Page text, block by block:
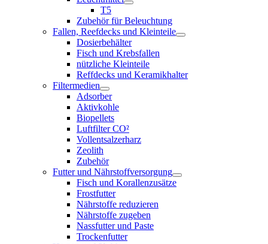
T5
Zubehör für Beleuchtung
Fallen, Reefdecks und Kleinteile
Dosierbehälter
Fisch und Krebsfallen
nützliche Kleinteile
Reffdecks und Keramikhalter
Filtermedien
Adsorber
Aktivkohle
Biopellets
Luftfilter CO²
Vollentsalzerharz
Zeolith
Zubehör
Futter und Nährstoffversorgung
Fisch und Korallenzusätze
Frostfutter
Nährstoffe reduzieren
Nährstoffe zugeben
Nassfutter und Paste
Trockenfutter